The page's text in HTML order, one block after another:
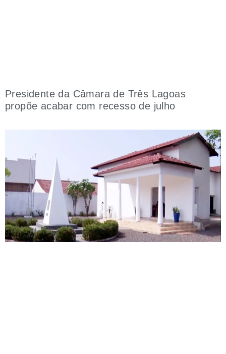
Presidente da Câmara de Três Lagoas
propõe acabar com recesso de julho